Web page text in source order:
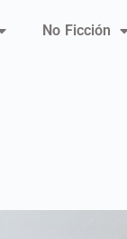
No Ficción